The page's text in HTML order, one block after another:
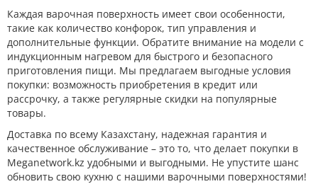
Каждая варочная поверхность имеет свои особенности,
такие как количество конфорок, тип управления и
дополнительные функции. Обратите внимание на модели с
индукционным нагревом для быстрого и безопасного
приготовления пищи. Мы предлагаем выгодные условия
покупки: возможность приобретения в кредит или
рассрочку, а также регулярные скидки на популярные
товары.
Доставка по всему Казахстану, надежная гарантия и
качественное обслуживание – это то, что делает покупки в
Meganetwork.kz удобными и выгодными. Не упустите шанс
обновить свою кухню с нашими варочными поверхностями!